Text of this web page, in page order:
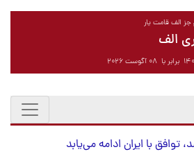
الف قامت یار
الف
با ایران ادامه می‌یابد